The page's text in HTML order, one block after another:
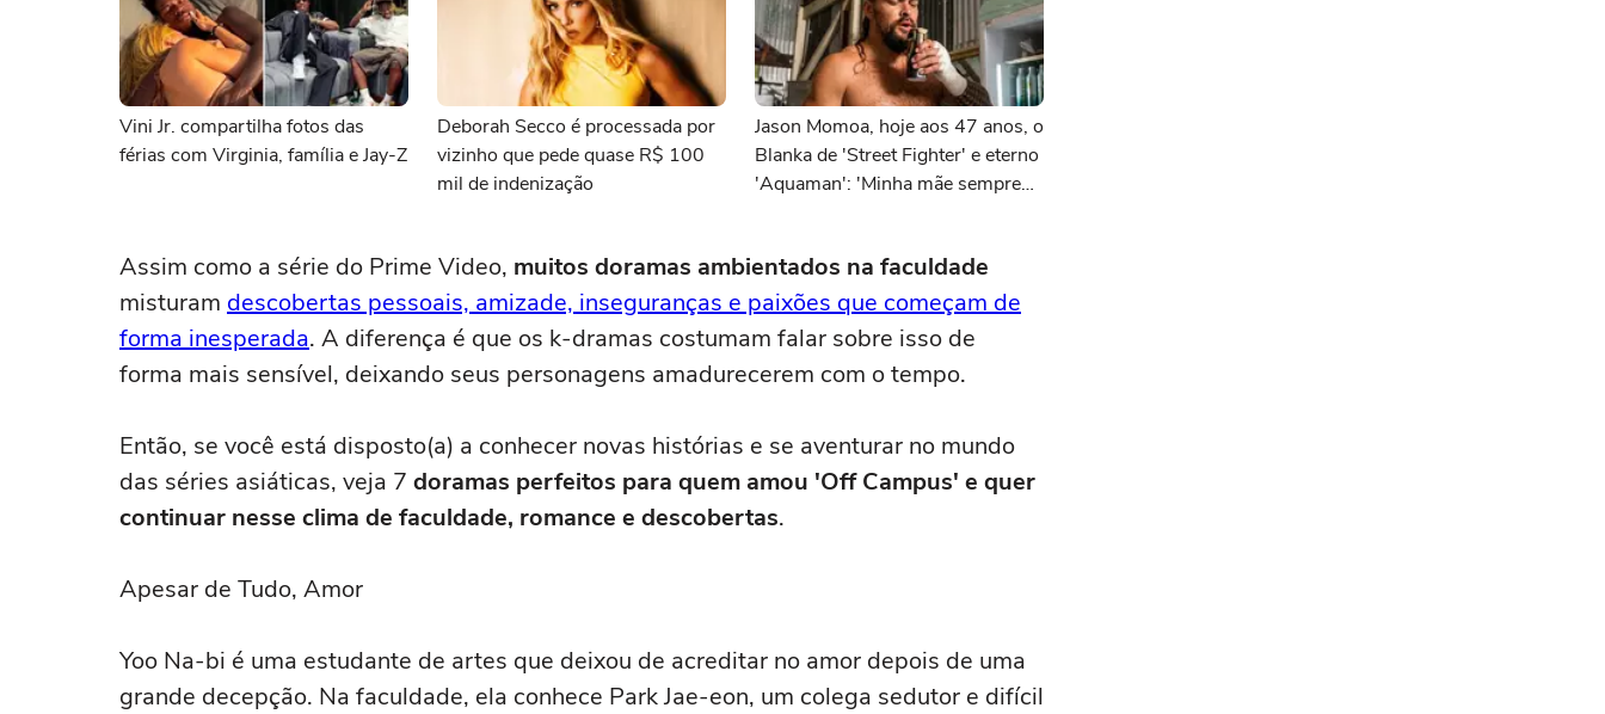
Vini Jr. compartilha fotos das
férias com Virginia, família e Jay-Z
Deborah Secco é processada por
vizinho que pede quase R$ 100
mil de indenização
Jason Momoa, hoje aos 47 anos, o
Blanka de 'Street Fighter' e eterno
'Aquaman': 'Minha mãe sempre
melhores'
Assim como a série do Prime Video, muitos doramas ambientados na faculdade
misturam descobertas pessoais, amizade, inseguranças e paixões que começam de
forma inesperada. A diferença é que os k-dramas costumam falar sobre isso de
forma mais sensível, deixando seus personagens amadurecerem com o tempo.
Então, se você está disposto(a) a conhecer novas histórias e se aventurar no mundo
das séries asiáticas, veja 7 doramas perfeitos para quem amou 'Off Campus' e quer
continuar nesse clima de faculdade, romance e descobertas.
Apesar de Tudo, Amor
Yoo Na-bi é uma estudante de artes que deixou de acreditar no amor depois de uma
grande decepção. Na faculdade, ela conhece Park Jae-eon, um colega sedutor e difícil